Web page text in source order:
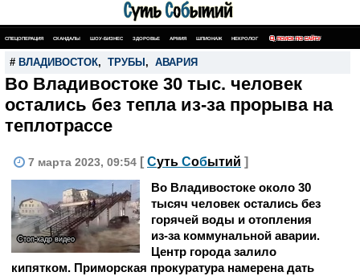
СПЕЦОПЕРАЦИЯ СКАНДАЛЫ ШОУ-БИЗНЕС ЗДОРОВЬЕ АРМИЯ ШПИОНАЖ НЕКРОЛОГ ПОИСК ПО САЙТУ
# ВЛАДИВОСТОК, ТРУБЫ , АВАРИЯ
Во Владивостоке 30 тыс. человек
остались без тепла из-за прорыва на
теплотрассе
7 марта 2023, 09:54 [ Суть Событий ]
Стоп-кадр видео
Во Владивостоке около 30
тысяч человек остались без
горячей воды и отопления
из-за коммунальной аварии.
Центр города залило
кипятком. Приморская прокуратура намерена дать